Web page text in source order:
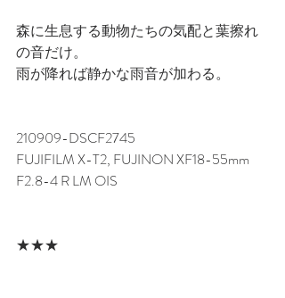
森に生息する動物たちの気配と葉擦れ
の音だけ。
雨が降れば静かな雨音が加わる。
210909-DSCF2745
FUJIFILM X-T2, FUJINON XF18-55mm
F2.8-4 R LM OIS
★★★